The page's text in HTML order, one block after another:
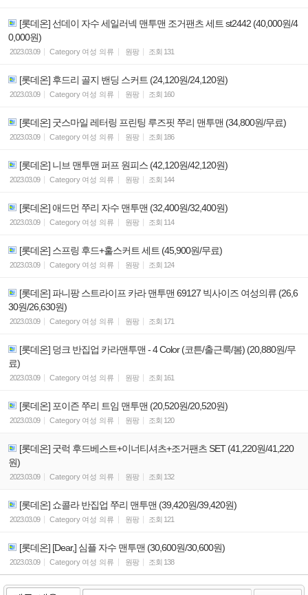
[롯데온] 선데이 자수 세일러넥 맨투맨 조거팬츠 세트 st2442 (40,000원/4
0,000원)
2023.03.09 Category 여성 의류 원팡 조회 131
[롯데온] 후드리 골지 밴딩 스커트 (24,120원/24,120원)
2023.03.09 Category 여성 의류 원팡 조회 160
[롯데온] 굿스마일 레터링 프린팅 루즈핏 쭈리 맨투맨 (34,800원/무료)
2023.03.09 Category 여성 의류 원팡 조회 186
[롯데온] 니브 맨투맨 퍼프 원피스 (42,120원/42,120원)
2023.03.09 Category 여성 의류 원팡 조회 144
[롯데온] 애드먼 쭈리 자수 맨투맨 (32,400원/32,400원)
2023.03.09 Category 여성 의류 원팡 조회 114
[롯데온] 스프링 후드+훌스커트 세트 (45,900원/무료)
2023.03.09 Category 여성 의류 원팡 조회 124
[롯데온] 파니팡 스트라이프 카라 맨투맨 69127 빅사이즈 여성의류 (26,6
30원/26,630원)
2023.03.09 Category 여성 의류 원팡 조회 171
[롯데온] 덩크 반집업 카라맨투맨 - 4 Color (코튼/출근룩/봄) (20,880원/무
료)
2023.03.09 Category 여성 의류 원팡 조회 161
[롯데온] 포이즌 쭈리 트임 맨투맨 (20,520원/20,520원)
2023.03.09 Category 여성 의류 원팡 조회 120
[롯데온] 굿럭 후드베스트+이너티셔츠+조거팬츠 SET (41,220원/41,220
원)
2023.03.09 Category 여성 의류 원팡 조회 132
[롯데온] 쇼콜라 반집업 쭈리 맨투맨 (39,420원/39,420원)
2023.03.09 Category 여성 의류 원팡 조회 121
[롯데온] [Dear,] 심플 자수 맨투맨 (30,600원/30,600원)
2023.03.09 Category 여성 의류 원팡 조회 138